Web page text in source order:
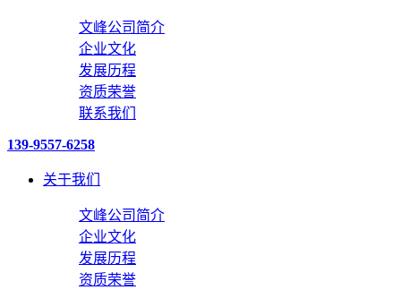
文峰公司简介
企业文化
发展历程
资质荣誉
联系我们
139-9557-6258
关于我们
文峰公司简介
企业文化
发展历程
资质荣誉